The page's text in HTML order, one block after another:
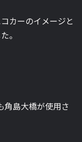
カーのイメージと
。
角島大橋が使用さ